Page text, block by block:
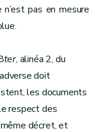
pas en mesure
ter, alinéa 2, du
doit
les documents
respect des
décret, et